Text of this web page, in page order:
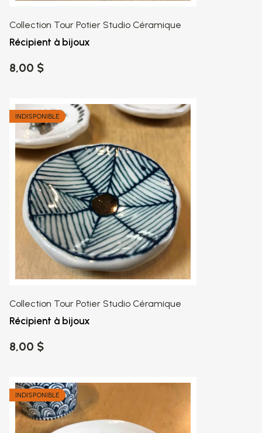
Collection Tour Potier Studio Céramique
Récipient à bijoux
8,00 $
INDISPONIBLE
Collection Tour Potier Studio Céramique
Récipient à bijoux
8,00 $
INDISPONIBLE